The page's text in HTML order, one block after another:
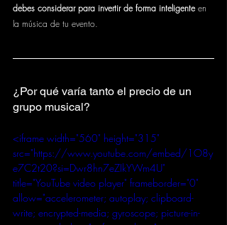
debes considerar para invertir de forma inteligente en
la música de tu evento.
¿Por qué varía tanto el precio de un
grupo musical?
<iframe width="560" height="315"
src="https://www.youtube.com/embed/1O8y
e7C2t20?si=Dwr8hn7eZIkYWm4U"
title="YouTube video player" frameborder="0"
allow="accelerometer; autoplay; clipboard-
write; encrypted-media; gyroscope; picture-in-